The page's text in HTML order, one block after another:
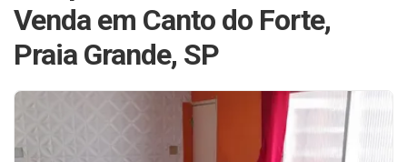
Venda em Canto do Forte,
Praia Grande, SP